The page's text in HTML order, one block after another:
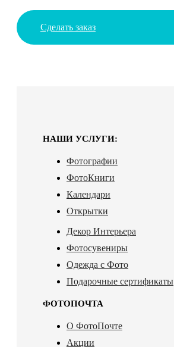
Сделать заказ
НАШИ УСЛУГИ:
Фотографии
ФотоКниги
Календари
Открытки
Декор Интерьера
Фотосувениры
Одежда с Фото
Подарочные сертификаты
ФОТОПОЧТА
О ФотоПочте
Акции